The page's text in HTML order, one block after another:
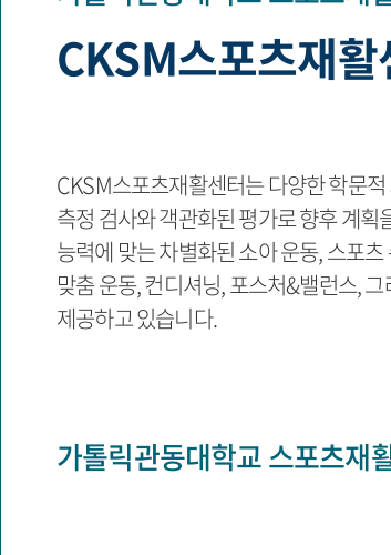
CKSM스포츠재활
CKSM스포츠재활센터는 다양한 학문
측정 검사와 객관화된 평가로 향후 계
능력에 맞는 차별화된 소아 운동, 스포
맞춤 운동, 컨디셔닝, 포스처&밸런스,
제공하고 있습니다.
가톨릭관동대학교 스포츠재